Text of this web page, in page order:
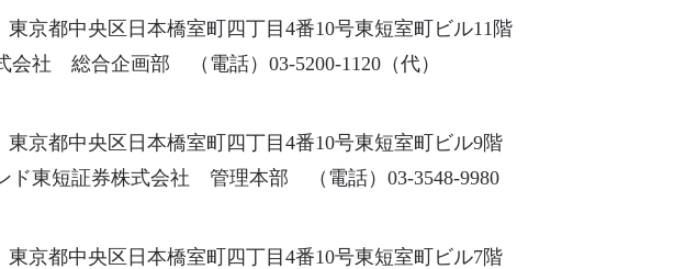
京都中央区日本橋室町四丁目4番10号東短室町ビル11階
会社 総合企画部 （電話）03-5200-1120（代）
京都中央区日本橋室町四丁目4番10号東短室町ビル9階
ド東短証券株式会社 管理本部 （電話）03-3548-9980
京都中央区日本橋室町四丁目4番10号東短室町ビル7階